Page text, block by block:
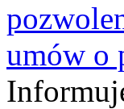
umów o